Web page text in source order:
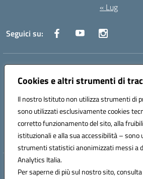
Cookies e altri strumenti di
Il nostro Istituto non utilizza strumenti di
sono utilizzati esclusivamente cookies
corretto funzionamento del sito, alla
istituzionali e alla sua accessibilità – sono
strumenti statistici anonimizzati messi a
Analytics Italia.
Per saperne di più sul nostro sito,
« Lug
Seguici su:
Indirizzo:Via Canale 1, Ancona
Centralino:071 204723 Email:
Codice fiscale: 93020970427
Codice meccanografico:
ANPC010006
Codice unico di fatturazione (CUF): UFBE6V
Hosting & Powered by 3D